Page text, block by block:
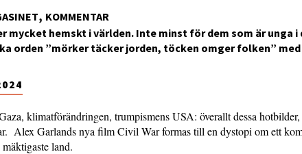
KOMMENTAR
mycket hemskt i världen. Inte minst för dem som är unga
orden ”mörker täcker jorden, töcken omger folken”
klimatförändringen, trumpismens USA: överallt dessa hotbilder,
Alex Garlands nya film Civil War formas till en dystopi om ett
land.